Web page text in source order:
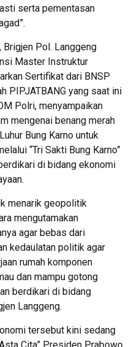
serta pementasan
Brigjen Pol. Langgeng
Master Instruktur
Sertifikat dari BNSP
PIPJATBANG yang saat ini
Polri, menyampaikan
mengenai benang merah
Bung Karno untuk
“Tri Sakti Bung Karno”
di bidang ekonomi
menarik geopolitik
mengutamakan
agar bebas dari
kedaulatan politik agar
rumah komponen
dan mampu gotong
berdikari di bidang
Langgeng.
tersebut kini sedang
Cita” Presiden Prabowo